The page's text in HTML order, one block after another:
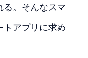
る。そんなスマ
トアプリに求め